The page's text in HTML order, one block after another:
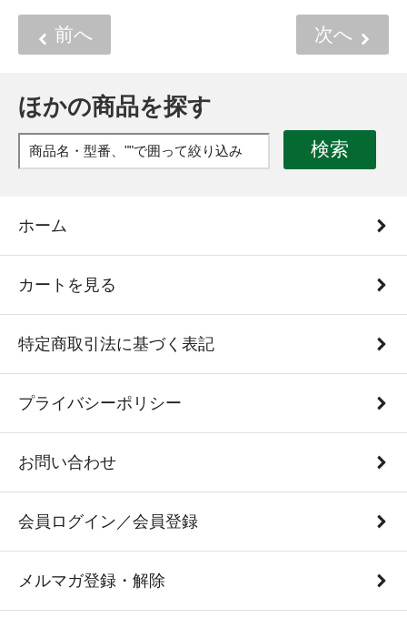
前へ 次へ
ほかの商品を探す
検索
ホーム
カートを見る
特定商取引法に基づく表記
プライバシーポリシー
お問い合わせ
会員ログイン／会員登録
メルマガ登録・解除